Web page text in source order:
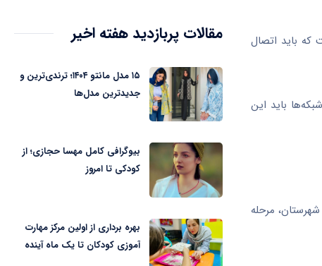
است که باید اتصال
باید این
خصوص زمان‌بندی اجرای برنامه گفت: به جز پنج شهرستان پایلوت، ۵۹ شهرستان دیگر در سه مرحله وارد برنامه می‌شوند: مرحله اول ۲۰ شهرستان، مرحله
مقالات پربازدید هفته اخیر
۱۵ مدل مانتو ۱۴۰۴؛ ترندی‌ترین و
جدیدترین مدل‌ها
بیوگرافی کامل مهسا حجازی؛ از
کودکی تا امروز
بهره برداری از اولین مرکز مهارت
آموزی کودکان تا یک ماه آینده